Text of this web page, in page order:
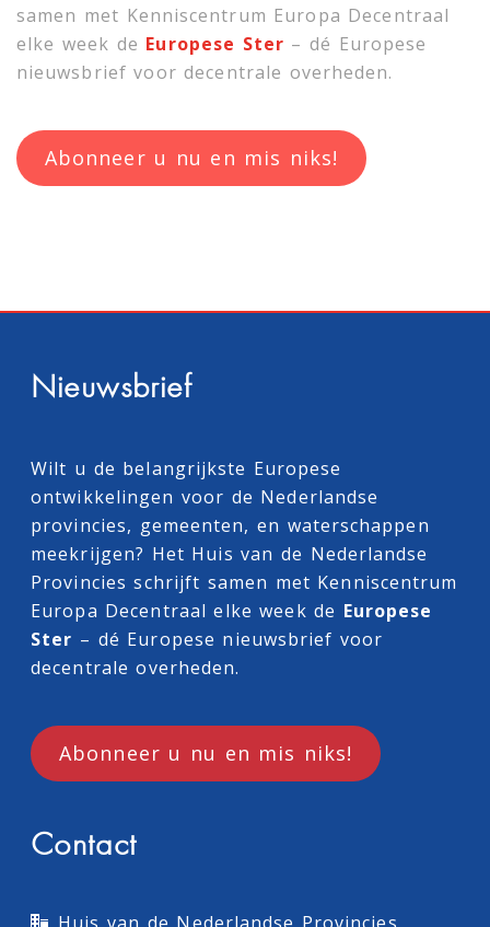
samen met Kenniscentrum Europa Decentraal
elke week de Europese Ster – dé Europese
nieuwsbrief voor decentrale overheden.
Abonneer u nu en mis niks!
Nieuwsbrief
Wilt u de belangrijkste Europese
ontwikkelingen voor de Nederlandse
provincies, gemeenten, en waterschappen
meekrijgen? Het Huis van de Nederlandse
Provincies schrijft samen met Kenniscentrum
Europa Decentraal elke week de Europese
Ster – dé Europese nieuwsbrief voor
decentrale overheden.
Abonneer u nu en mis niks!
Contact